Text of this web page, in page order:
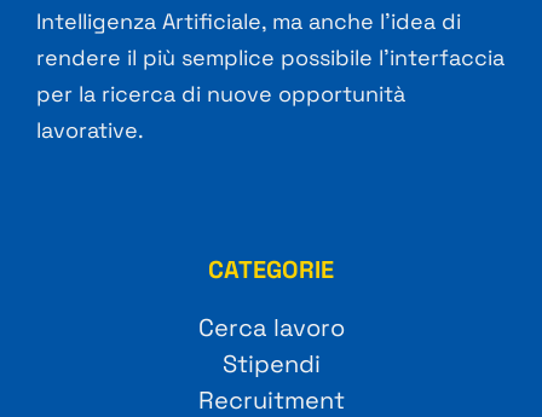
Intelligenza Artificiale, ma anche l’idea di
rendere il più semplice possibile l’interfaccia
per la ricerca di nuove opportunità
lavorative.
CATEGORIE
Cerca lavoro
Stipendi
Recruitment